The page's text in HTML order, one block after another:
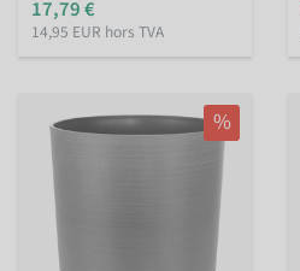
17,79 €
14,95 EUR hors TVA
%